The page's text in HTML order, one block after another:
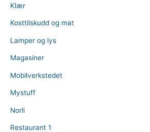
Klær
Kosttilskudd og mat
Lamper og lys
Magasiner
Mobilverkstedet
Mystuff
Norli
Restaurant 1